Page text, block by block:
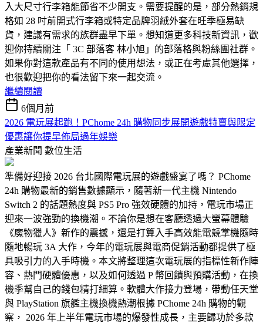
入大尺寸行李箱能節省不少開支。需要提醒的是，部分熱銷規
格如 28 吋前開式行李箱或特定品牌羽絨外套在旺季極易缺
貨，建議有需求的族群盡早下單。想知道更多科技新資訊，歡
迎你持續關注「 3C 部落客 林小旭」的部落格與粉絲團社群。
如果你對這款產品有不同的使用想法，或正在考慮其他選擇，
也很歡迎把你的看法留下來一起交流。
繼續閱讀
6個月前
2026 電玩展起跑！PChome 24h 購物同步展開遊戲特賣與限定
優惠讓你提早佈局過年娛樂
產業新聞 數位生活
準備好迎接 2026 台北國際電玩展的遊戲盛宴了嗎？ PChome
24h 購物最新的銷售數據顯示，隨著新一代主機 Nintendo
Switch 2 的話題熱度與 PS5 Pro 強效硬體的加持，電玩市場正
迎來一波強勁的換機潮。不論你是想在客廳透過大螢幕體驗
《魔物獵人》新作的震撼，還是打算入手高效能電競掌機隨時
隨地暢玩 3A 大作，今年的電玩展與電商促銷活動都提供了極
具吸引力的入手時機。本文將整理這次電玩展的指標性新作陣
容、熱門硬體優惠，以及如何透過 P 幣回饋與預購活動，在換
機季幫自己的錢包精打細算。軟體大作接力登場，帶動任天堂
與 PlayStation 旗艦主機換機熱潮根據 PChome 24h 購物的觀
察， 2026 年上半年電玩市場的爆發性成長，主要歸功於多款